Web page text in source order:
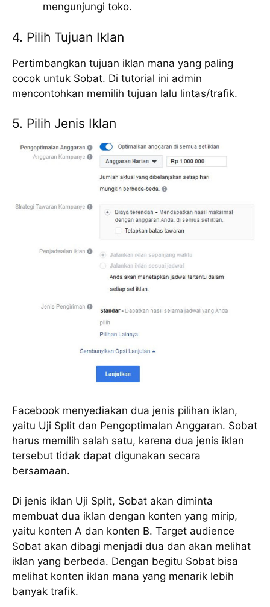
mengunjungi toko.
4. Pilih Tujuan Iklan
Pertimbangkan tujuan iklan mana yang paling
cocok untuk Sobat. Di tutorial ini admin
mencontohkan memilih tujuan lalu lintas/trafik.
5. Pilih Jenis Iklan
Facebook menyediakan dua jenis pilihan iklan,
yaitu Uji Split dan Pengoptimalan Anggaran. Sobat
harus memilih salah satu, karena dua jenis iklan
tersebut tidak dapat digunakan secara
bersamaan.
Di jenis iklan Uji Split, Sobat akan diminta
membuat dua iklan dengan konten yang mirip,
yaitu konten A dan konten B. Target audience
Sobat akan dibagi menjadi dua dan akan melihat
iklan yang berbeda. Dengan begitu Sobat bisa
melihat konten iklan mana yang menarik lebih
banyak trafik.